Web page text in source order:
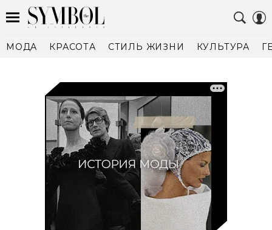
МОДА КРАСОТА СТИЛЬ ЖИЗНИ КУЛЬТУРА